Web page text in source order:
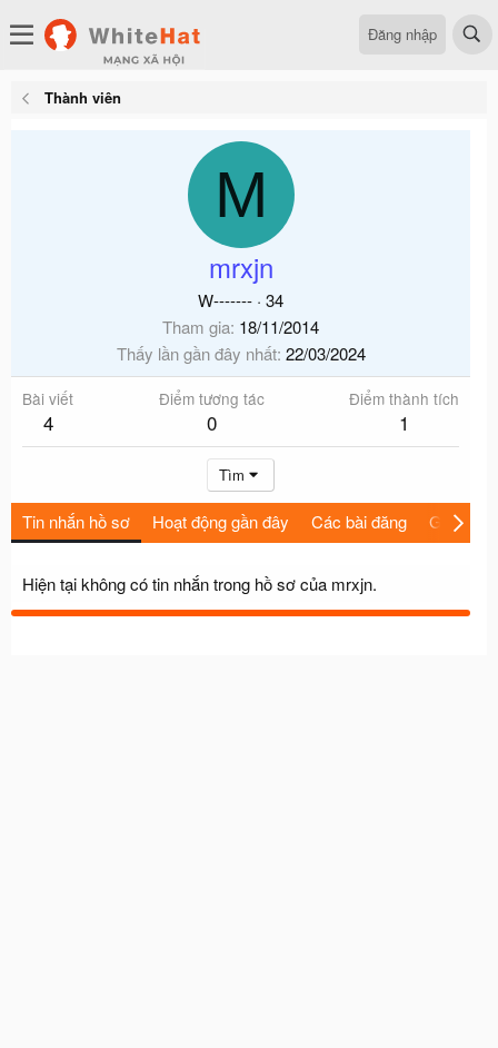
Đăng nhập
Thành viên
M
mrxjn
W------- · 34
Tham gia 18/11/2014
Thấy lần gần đây nhất 22/03/2024
Bài viết
4
Điểm tương tác
0
Điểm thành tích
1
Tìm
Tin nhắn hồ sơ Hoạt động gần đây Các bài đăng Giới thiệu
Hiện tại không có tin nhắn trong hồ sơ của mrxjn.